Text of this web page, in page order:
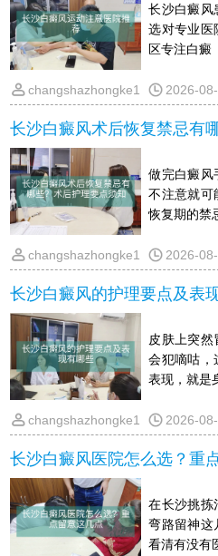
长沙白癜风
选对专业医
区专注白癜
changshazhongke1 2026-
长沙白癜风术后恢复禁忌有
做完白癜风
不注意就可
恢复期的禁
changshazhongke1 2026-
长沙白癜风的护理要点及表
皮肤上突
会犯嘀咕，
表现，就是
changshazhongke1 2026-
长沙白癜风医院怎么选？重
在长沙挑拣
弯路留神这
看清有没有